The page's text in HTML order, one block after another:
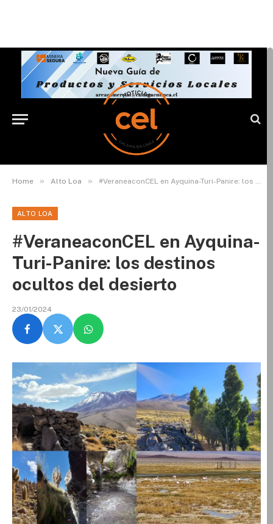
Home » Alto Loa » #VeraneaconCEL en Ayquina-Turi-Panire: los destinos ocultos del desierto
ALTO LOA
#VeraneaconCEL en Ayquina-
Turi-Panire: los destinos
ocultos del desierto
23/01/2024